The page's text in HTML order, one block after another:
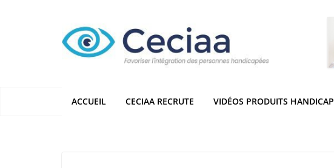
ACCUEIL CECIAA RECRUTE VIDÉOS PRODUITS HANDICAP